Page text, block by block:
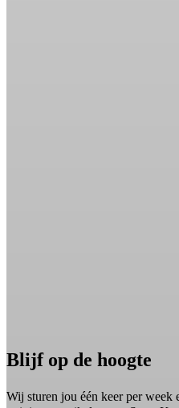
Blijf op de hoogte
Wij sturen jou één keer per